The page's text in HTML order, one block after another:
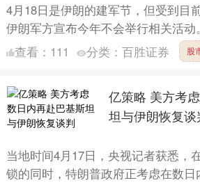
4月18日是伊朗的建军节，但受到目
伊朗军方宣布今年不会举行相关活
谈判，伊朗有分析认为，谈判起到了
查看： 111 分类： 百胜证券 股
亿策略 美方考
坦与伊朗恢复谈
当地时间4月17日，央视记者获悉，
锁的同时，特朗普政府正考虑在数